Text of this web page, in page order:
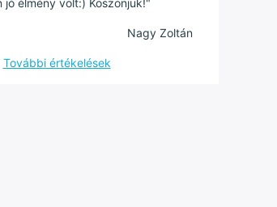
Nagy Zoltán
További értékelések